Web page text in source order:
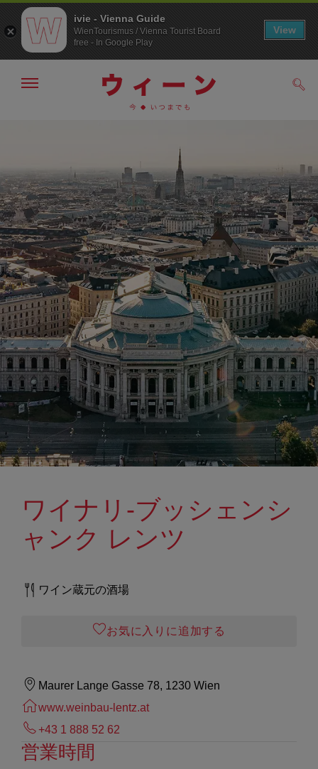
へ
ジ
の
ト
ッ
プ
へ
メ
非
表
示
ワイナリ-ブッシェンシ
ャンク レンツ
ワイン蔵元の酒場
お気に入りに追加する
Maurer Lange Gasse 78, 1230 Wien
www.weinbau-lentz.at
+43 1 888 52 62
営業時間
ivie - Vienna Guide
WienTourismus / Vienna Tourist Board
free - In Google Play
View